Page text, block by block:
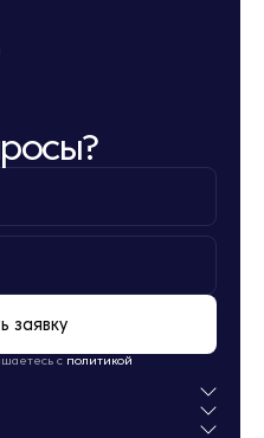
заявку
с политикой